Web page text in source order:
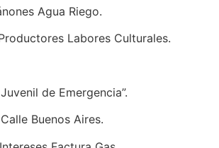
Agua Riego.
Labores Culturales.
de Emergencia”.
Buenos Aires.